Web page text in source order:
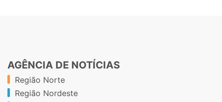
AGÊNCIA DE NOTÍCIAS
Região Norte
Região Nordeste